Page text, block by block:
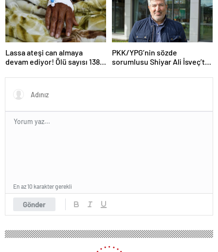
Lassa ateşi can almaya
devam ediyor! Ölü sayısı 138’e
PKK/YPG’nin sözde
sorumlusu Shiyar Ali İsveç’te
Gönder
En az 10 karakter gerekli